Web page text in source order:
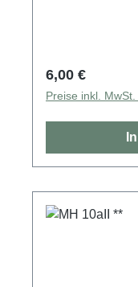
Regulärer
6,00 €
Preise inkl.